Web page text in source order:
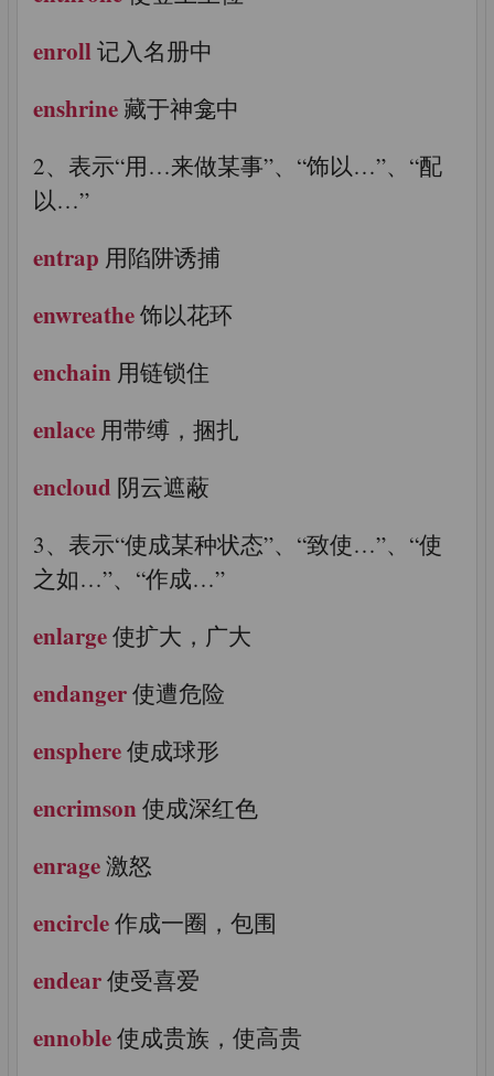
enroll记入名册中
enshrine藏于神龛中
2、表示“用…来做某事”、“饰以…”、“配
以…”
entrap 用陷阱诱捕
enwreathe饰以花环
enchain 用链锁住
enlace 用带缚，捆扎
encloud 阴云遮蔽
3、表示“使成某种状态”、“致使…”、“使
之如…”、“作成…”
enlarge使扩大，广大
endanger使遭危险
ensphere使成球形
encrimson 使成深红色
enrage激怒
encircle作成一圈，包围
endear使受喜爱
ennoble使成贵族，使高贵